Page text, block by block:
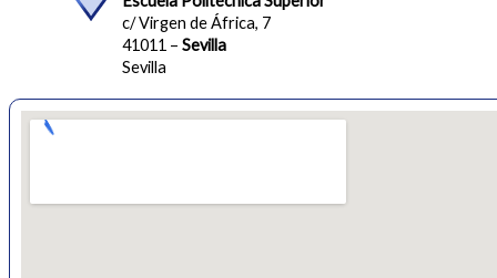
c/ Virgen de África, 7
41011 – Sevilla
Sevilla